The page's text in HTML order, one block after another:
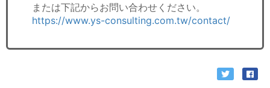
または下記からお問い合わせください。
https://www.ys-consulting.com.tw/contact/